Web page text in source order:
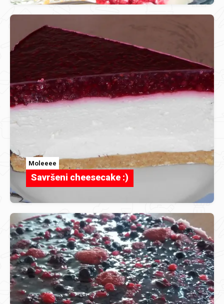
Moleeee
Savršeni cheesecake :)